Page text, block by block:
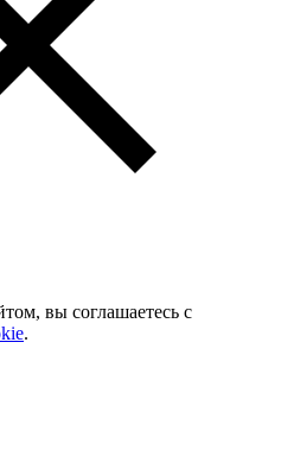
вы соглашаетесь с
.